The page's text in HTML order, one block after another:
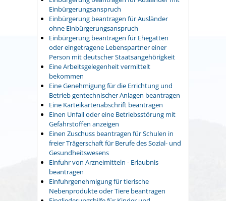
Einbürgerungsanspruch
Einbürgerung beantragen für Ausländer
ohne Einbürgerungsanspruch
Einbürgerung beantragen für Ehegatten
oder eingetragene Lebenspartner einer
Person mit deutscher Staatsangehörigkeit
Eine Arbeitsgelegenheit vermittelt
bekommen
Eine Genehmigung für die Errichtung und
Betrieb gentechnischer Anlagen beantragen
Eine Karteikartenabschrift beantragen
Einen Unfall oder eine Betriebsstörung mit
Gefahrstoffen anzeigen
Einen Zuschuss beantragen für Schulen in
freier Trägerschaft für Berufe des Sozial- und
Gesundheitswesens
Einfuhr von Arzneimitteln - Erlaubnis
beantragen
Einfuhrgenehmigung für tierische
Nebenprodukte oder Tiere beantragen